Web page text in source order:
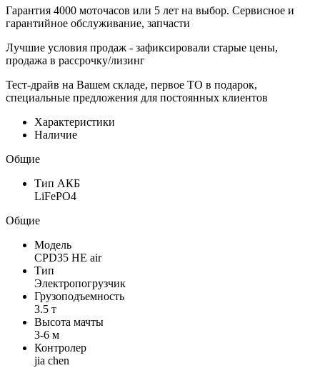
Гарантия 4000 моточасов или 5 лет на выбор. Сервисное и
гарантийное обслуживание, запчасти
Лучшие условия продаж - зафиксировали старые цены,
продажа в рассрочку/лизинг
Тест-драйв на Вашем складе, первое ТО в подарок,
специальные предложения для постоянных клиентов
Характеристики
Наличие
Общие
Тип АКБ
LiFePO4
Общие
Модель
CPD35 HE air
Тип
Электропогрузчик
Грузоподъемность
3.5 т
Высота мачты
3-6 м
Контролер
jia chen